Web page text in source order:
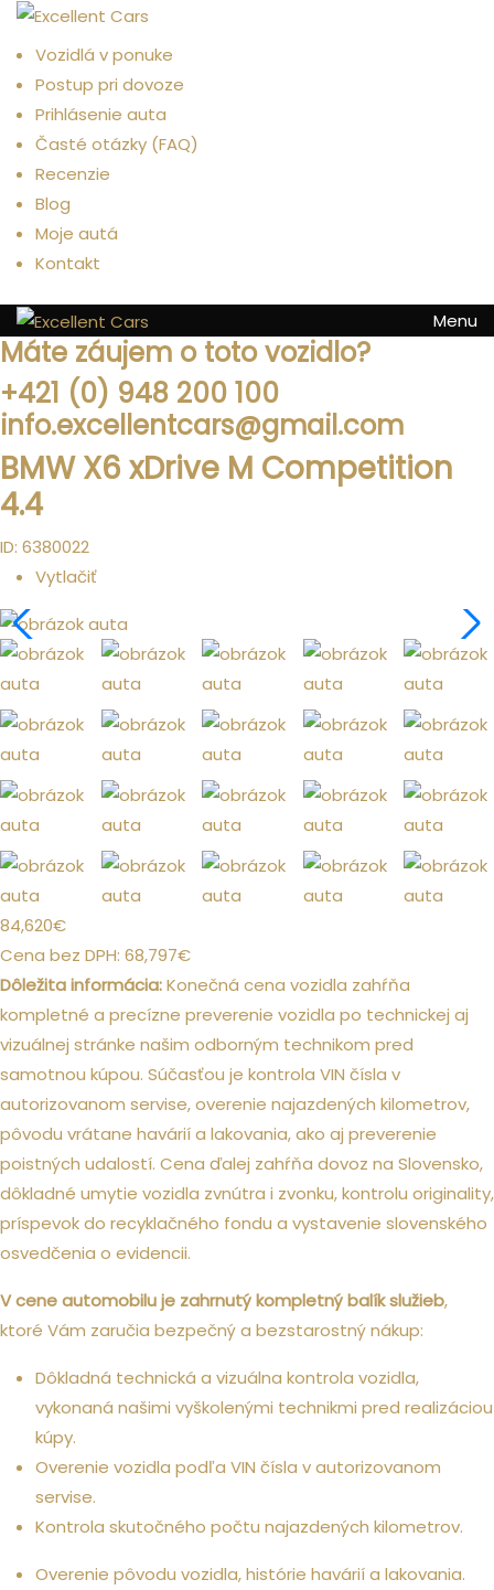
Vozidlá v ponuke
Postup pri dovoze
Prihlásenie auta
Časté otázky (FAQ)
Recenzie
Blog
Moje autá
Kontakt
Menu
Máte záujem o toto vozidlo?
+421 (0) 948 200 100
info.excellentcars@gmail.com
BMW X6 xDrive M Competition
4.4
ID: 6380022
Vytlačiť
84,620€
Cena bez DPH: 68,797€
Dôležita informácia:Konečná cena vozidla zahŕňa
kompletné a precízne preverenie vozidla po technickej aj
vizuálnej stránke našim odborným technikom pred
samotnou kúpou. Súčasťou je kontrola VIN čísla v
autorizovanom servise, overenie najazdených kilometrov,
pôvodu vrátane havárií a lakovania, ako aj preverenie
poistných udalostí. Cena ďalej zahŕňa dovoz na Slovensko,
dôkladné umytie vozidla zvnútra i zvonku, kontrolu originality,
príspevok do recyklačného fondu a vystavenie slovenského
osvedčenia o evidencii.
V cene automobilu je zahrnutý kompletný balík služieb,
ktoré Vám zaručia bezpečný a bezstarostný nákup:
Dôkladná technická a vizuálna kontrola vozidla,
vykonaná našimi vyškolenými technikmi pred realizáciou
kúpy.
Overenie vozidla podľa VIN čísla v autorizovanom
servise.
Kontrola skutočného počtu najazdených kilometrov.
Overenie pôvodu vozidla, histórie havárií a lakovania.